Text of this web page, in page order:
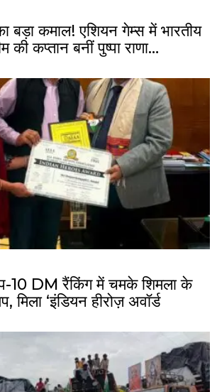
बड़ा कमाल! एशियन गेम्स में भारतीय
की कप्तान बनीं पुष्पा राणा…
10 DM रैंकिंग में चमके शिमला के
‘इंडियन हीरोज़ अवॉर्ड